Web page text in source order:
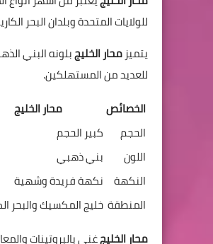
للولايات المتحدة وبلدان البحر
يتميز محار الخليجبلونه البني
للعديد من المستهلكين.
الخصائص
محار الخليج
الحجم
كبير الحجم
اللون
بني ذهبي
النكهة نكهة فريدة وشهية
المنطقة خليج المكسيك والبحر
محار الخليجغني بالبروتينات